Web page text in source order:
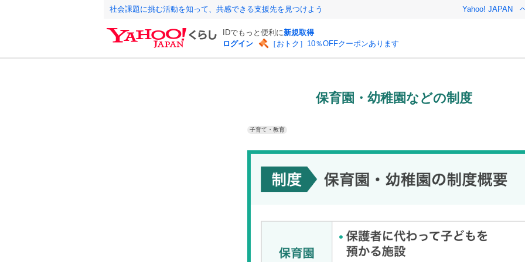
社会課題に挑む活動を知って、共感できる支援先を見つけよう Yahoo! JAPAN
IDでもっと便利に新規取得
ログイン
［おトク］10％OFFクーポンあります
保育園・幼稚園などの制度
子育て・教育